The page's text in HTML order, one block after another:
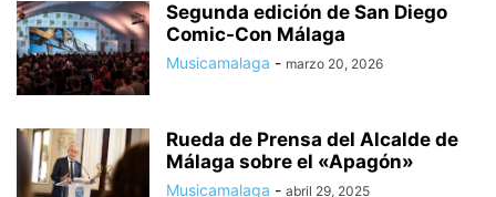
Segunda edición de San Diego
Comic-Con Málaga
Musicamalaga - marzo 20, 2026
Rueda de Prensa del Alcalde de
Málaga sobre el «Apagón»
Musicamalaga - abril 29, 2025